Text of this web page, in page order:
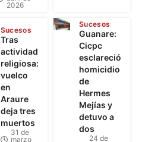
actividad
religiosa:
vuelco
en
Araure
deja tres
muertos
31 de
marzo
de 2026
Cicpc
esclareció
homicidio
de
Hermes
Mejías y
detuvo a
dos
24 de
marzo de
2026